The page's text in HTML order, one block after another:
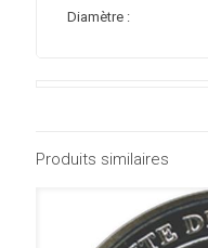
Diamètre :
Produits similaires